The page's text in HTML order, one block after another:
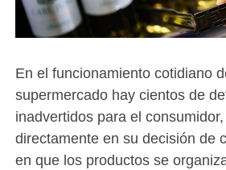
En el funcionamiento cotidiano
supermercado hay cientos de
inadvertidos para el
directamente en su decisión de
en que los productos se